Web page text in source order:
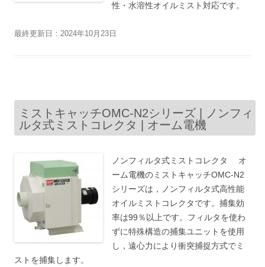
性・水溶性オイルミスト対応です。
最終更新日：2024年10月23日
ミストキャッチOMC-N2シリーズ | ノンフィ
ルタ式ミストコレクタ | オーム電機
ノンフィルタ式ミストコレクタ オ
ーム電機のミストキャッチOMC-N2
シリーズは，ノンフィルタ式高性能
オイルミストコレクタです。捕集効
率は99％以上です。フィルタを使わ
ずに特殊構造の捕集ユニットを使用
し，遠心力により衝突捕捉方式でミ
ストを捕集します。